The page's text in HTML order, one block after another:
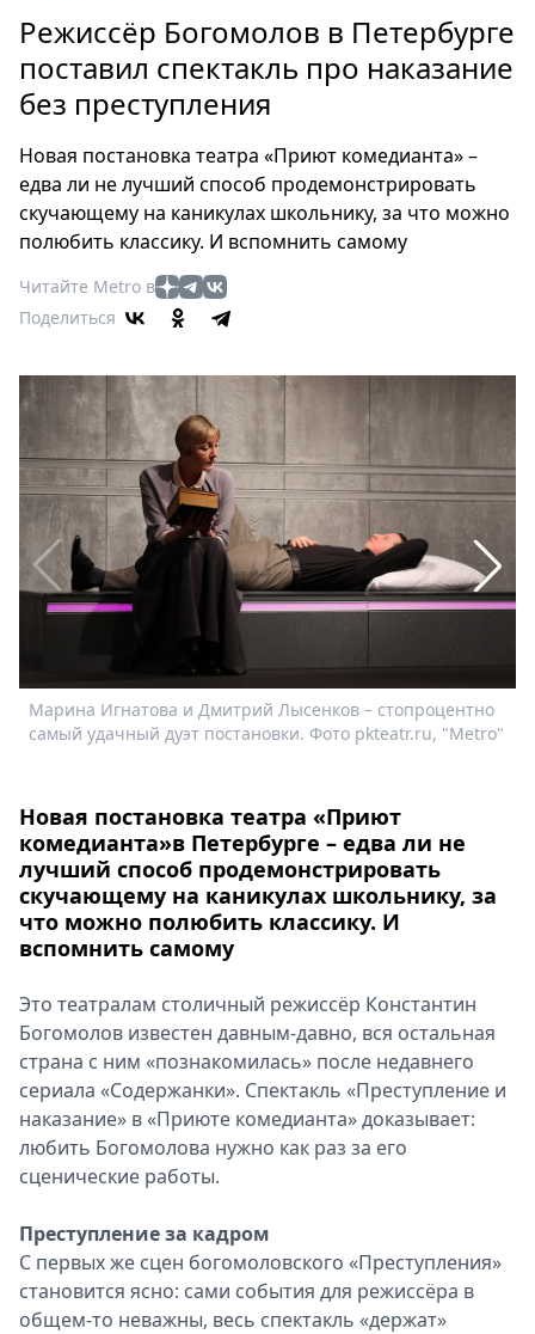
Россия
Мир
Здоровье
Туризм
Мода
Театр
Кино
Афиша
Книги
Выставки
Пресс-
релизы
О
Metro
Стримы
Спецпроекты
Звезды
Выборы
Скачай
Metro
Режиссёр Богомолов в Петербурге
поставил спектакль про наказание
без преступления
Новая постановка театра «Приют комедианта» –
едва ли не лучший способ продемонстрировать
скучающему на каникулах школьнику, за что можно
полюбить классику. И вспомнить самому
Читайте Metro в
Поделиться
Марина Игнатова и Дмитрий Лысенков – стопроцентно
самый удачный дуэт постановки. Фото pkteatr.ru, "Metro"
Новая постановка театра «Приют
комедианта»в Петербурге – едва ли не
лучший способ продемонстрировать
скучающему на каникулах школьнику, за
что можно полюбить классику. И
вспомнить самому
Это театралам столичный режиссёр Константин
Богомолов известен давным-давно, вся остальная
страна с ним «познакомилась» после недавнего
сериала «Содержанки». Спектакль «Преступление и
наказание» в «Приюте комедианта» доказывает:
любить Богомолова нужно как раз за его
сценические работы.
Преступление за кадром
С первых же сцен богомоловского «Преступления»
становится ясно: сами события для режиссёра в
общем-то неважны, весь спектакль «держат»